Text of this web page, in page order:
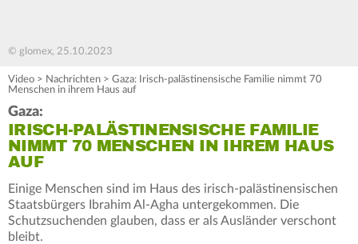
© glomex, 25.10.2023
Video > Nachrichten > Gaza: Irisch-palästinensische Familie nimmt 70
Menschen in ihrem Haus auf
Gaza:
IRISCH-PALÄSTINENSISCHE FAMILIE
NIMMT 70 MENSCHEN IN IHREM HAUS
AUF
Einige Menschen sind im Haus des irisch-palästinensischen
Staatsbürgers Ibrahim Al-Agha untergekommen. Die
Schutzsuchenden glauben, dass er als Ausländer verschont
bleibt.